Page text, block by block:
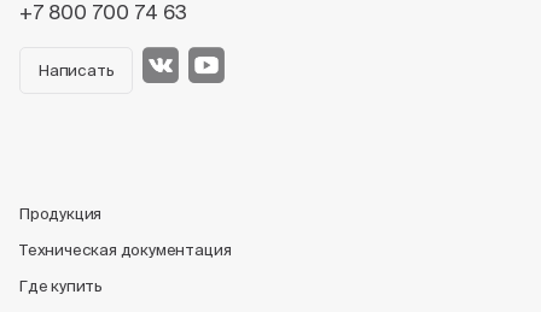
+7 800 700 74 63
Написать
Продукция
Техническая документация
Где купить